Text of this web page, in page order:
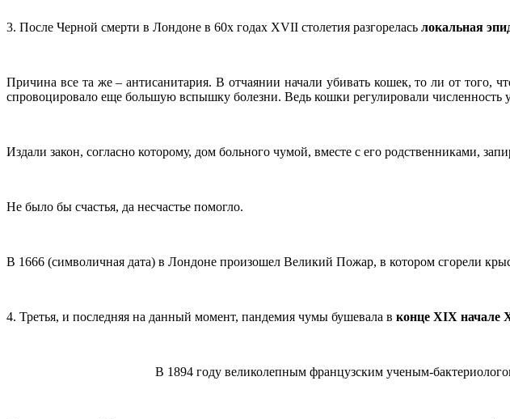
3. После Черной смерти в Лондоне в 60х годах XVII столетия разгорелась локальная
Причина все та же – антисанитария. В отчаянии начали убивать кошек, то ли от того,
спровоцировало еще большую вспышку болезни. Ведь кошки регулировали численность
Издали закон, согласно которому, дом больного чумой, вместе с его родственниками,
Не было бы счастья, да несчастье помогло.
В 1666 (символичная дата) в Лондоне произошел Великий Пожар, в котором сгорели
4. Третья, и последняя на данный момент, пандемия чумы бушевала в конце XIX начале
В 1894 году великолепным французским ученым-